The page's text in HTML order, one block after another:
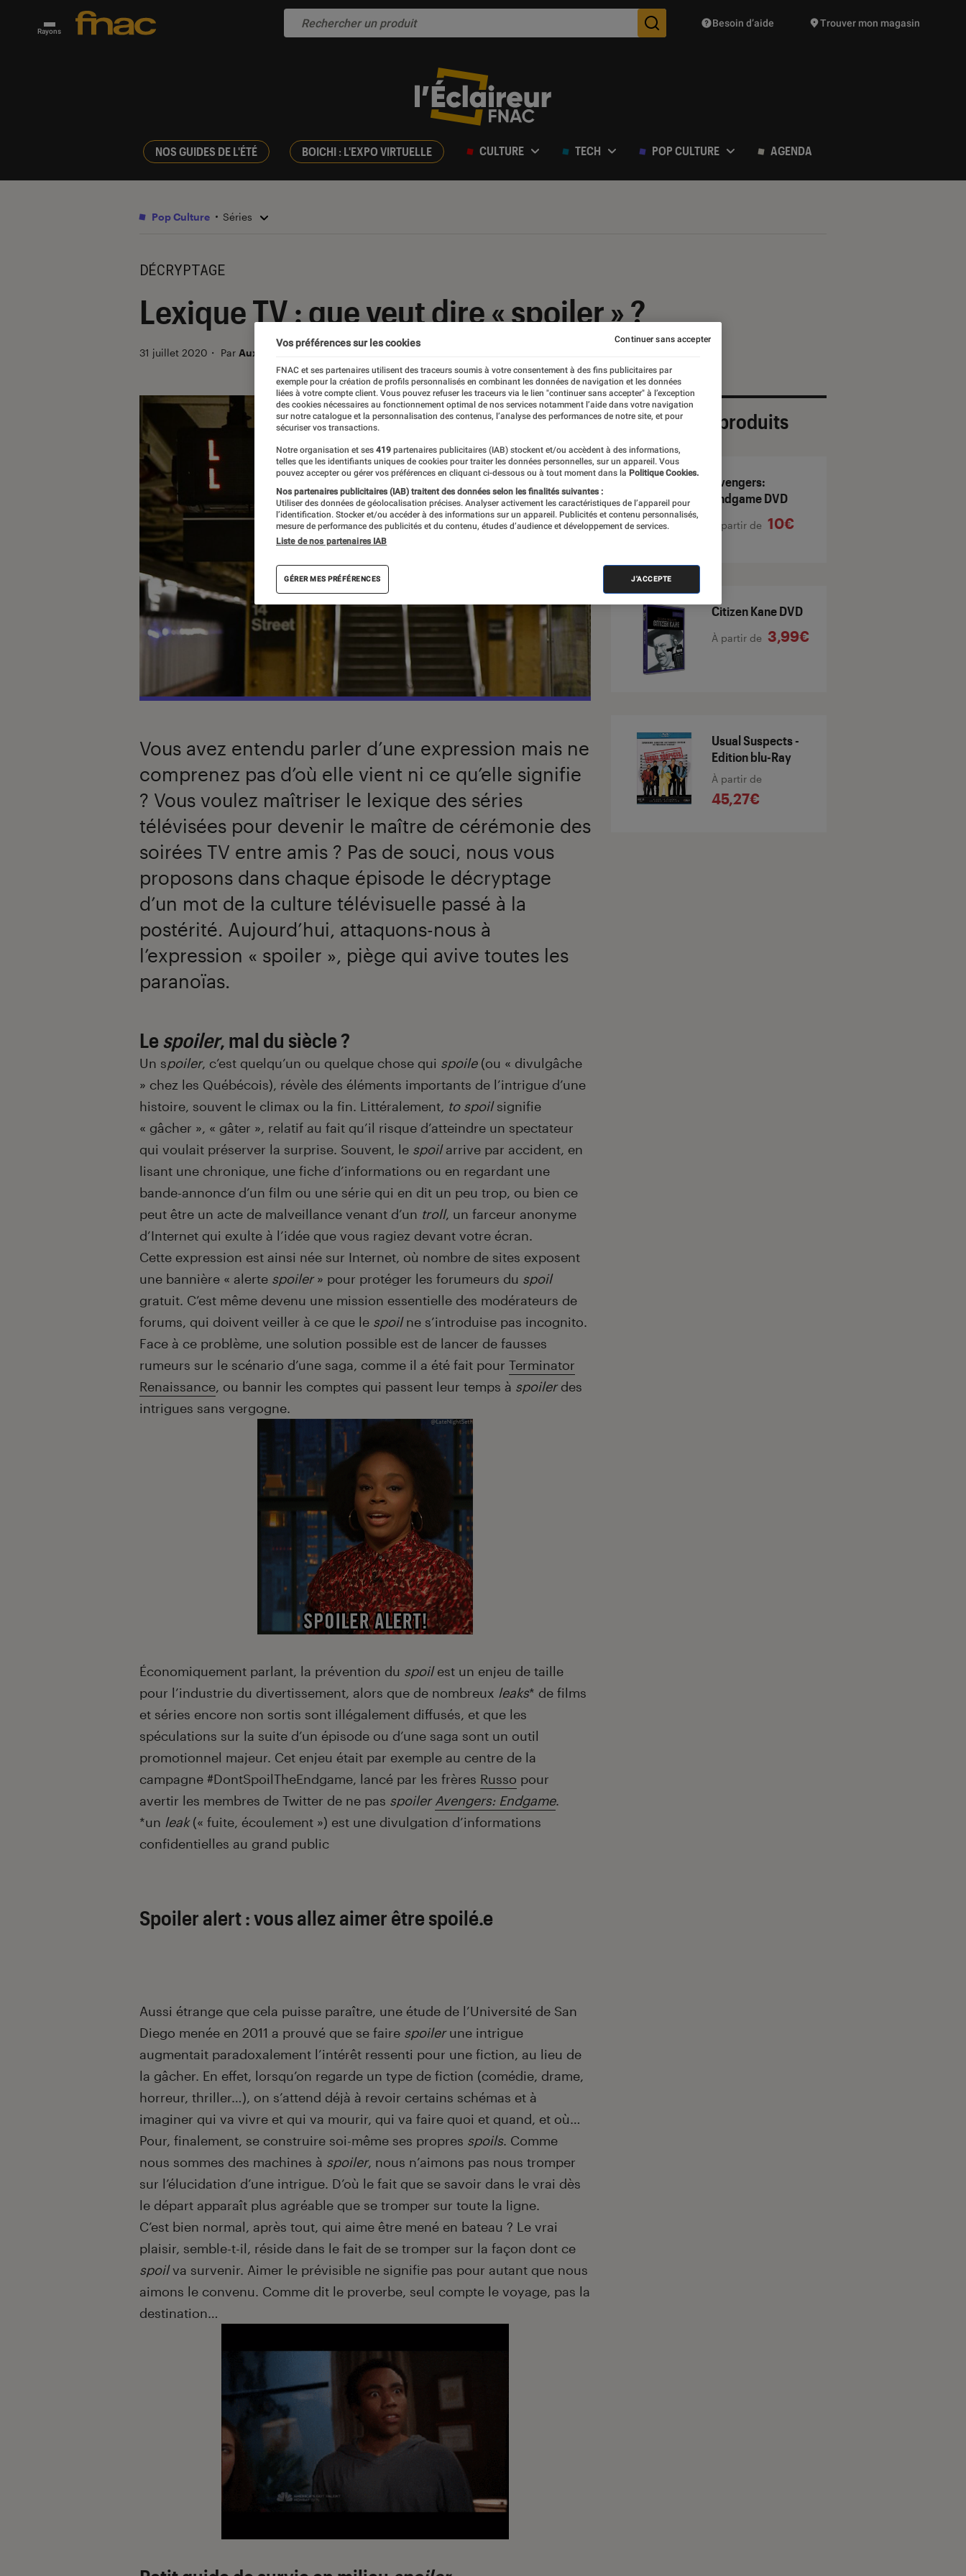
Rayons Des suggestions de produits vont vous être proposées
Besoin d’aide Trouver mon magasin
NOS GUIDES DE L'ÉTÉ BOICHI : L'EXPO VIRTUELLE CULTURE TECH POP CULTURE AGENDA
Pop Culture Séries
DÉCRYPTAGE
Lexique TV : que veut dire « spoiler » ?
31 juillet 2020 ・ Par Auxence
Vous avez entendu parler d’une expression mais ne
comprenez pas d’où elle vient ni ce qu’elle signifie
? Vous voulez maîtriser le lexique des séries
télévisées pour devenir le maître de cérémonie des
soirées TV entre amis ? Pas de souci, nous vous
proposons dans chaque épisode le décryptage
d’un mot de la culture télévisuelle passé à la
postérité. Aujourd’hui, attaquons-nous à
l’expression « spoiler », piège qui avive toutes les
paranoïas.
Le spoiler, mal du siècle ?
Un spoiler, c’est quelqu’un ou quelque chose qui spoile(ou « divulgâche
» chez les Québécois), révèle des éléments importants de l’intrigue d’une
histoire, souvent le climax ou la fin. Littéralement, to spoilsignifie
« gâcher », « gâter », relatif au fait qu’il risque d’atteindre un spectateur
qui voulait préserver la surprise. Souvent, le spoilarrive par accident, en
lisant une chronique, une fiche d’informations ou en regardant une
bande-annonce d’un film ou une série qui en dit un peu trop, ou bien ce
peut être un acte de malveillance venant d’un troll, un farceur anonyme
d’Internet qui exulte à l’idée que vous ragiez devant votre écran.
Cette expression est ainsi née sur Internet, où nombre de sites exposent
une bannière « alerte spoiler» pour protéger les forumeurs du spoil
gratuit. C’est même devenu une mission essentielle des modérateurs de
forums, qui doivent veiller à ce que le spoilne s’introduise pas incognito.
Face à ce problème, une solution possible est de lancer de fausses
rumeurs sur le scénario d’une saga, comme il a été fait pour Terminator
Renaissance, ou bannir les comptes qui passent leur temps à spoilerdes
intrigues sans vergogne.
Économiquement parlant, la prévention du spoilest un enjeu de taille
pour l’industrie du divertissement, alors que de nombreux leaks* de films
et séries encore non sortis sont illégalement diffusés, et que les
spéculations sur la suite d’un épisode ou d’une saga sont un outil
promotionnel majeur. Cet enjeu était par exemple au centre de la
campagne #DontSpoilTheEndgame, lancé par les frères Russo pour
avertir les membres de Twitter de ne pas spoilerAvengers: Endgame.
*un leak(« fuite, écoulement ») est une divulgation d’informations
confidentielles au grand public
Spoiler alert : vous allez aimer être spoilé.e
Aussi étrange que cela puisse paraître, une étude de l’Université de San
Diego menée en 2011 a prouvé que se faire spoilerune intrigue
augmentait paradoxalement l’intérêt ressenti pour une fiction, au lieu de
la gâcher. En effet, lorsqu’on regarde un type de fiction (comédie, drame,
horreur, thriller…), on s’attend déjà à revoir certains schémas et à
imaginer qui va vivre et qui va mourir, qui va faire quoi et quand, et où…
Pour, finalement, se construire soi-même ses propres spoils. Comme
nous sommes des machines à spoiler, nous n’aimons pas nous tromper
sur l’élucidation d’une intrigue. D’où le fait que se savoir dans le vrai dès
le départ apparaît plus agréable que se tromper sur toute la ligne.
C’est bien normal, après tout, qui aime être mené en bateau ? Le vrai
plaisir, semble-t-il, réside dans le fait de se tromper sur la façon dont ce
spoilva survenir. Aimer le prévisible ne signifie pas pour autant que nous
aimons le convenu. Comme dit le proverbe, seul compte le voyage, pas la
destination…
Sélection de produits
Avengers:
Endgame DVD
À partir de 10€
Citizen Kane DVD
À partir de 3,99€
Usual Suspects -
Edition blu-Ray
À partir de
45,27€
Vos préférences sur les cookies
FNAC et ses partenaires utilisent des traceurs soumis à votre consentement à des fins publicitaires par
exemple pour la création de profils personnalisés en combinant les données de navigation et les données
liées à votre compte client. Vous pouvez refuser les traceurs via le lien "continuer sans accepter" à l’exception
des cookies nécessaires au fonctionnement optimal de nos services notamment l’aide dans votre navigation
sur notre catalogue et la personnalisation des contenus, l’analyse des performances de notre site, et pour
sécuriser vos transactions.
Notre organisation et ses 419 partenaires publicitaires (IAB) stockent et/ou accèdent à des informations,
telles que les identifiants uniques de cookies pour traiter les données personnelles, sur un appareil. Vous
pouvez accepter ou gérer vos préférences en cliquant ci-dessous ou à tout moment dans la Politique Cookies.
Nos partenaires publicitaires (IAB) traitent des données selon les finalités suivantes :
Utiliser des données de géolocalisation précises. Analyser activement les caractéristiques de l’appareil pour
l’identification. Stocker et/ou accéder à des informations sur un appareil. Publicités et contenu personnalisés,
mesure de performance des publicités et du contenu, études d’audience et développement de services.
Liste de nos partenaires IAB
GÉRER MES PRÉFÉRENCES J'ACCEPTE
Continuer sans accepter